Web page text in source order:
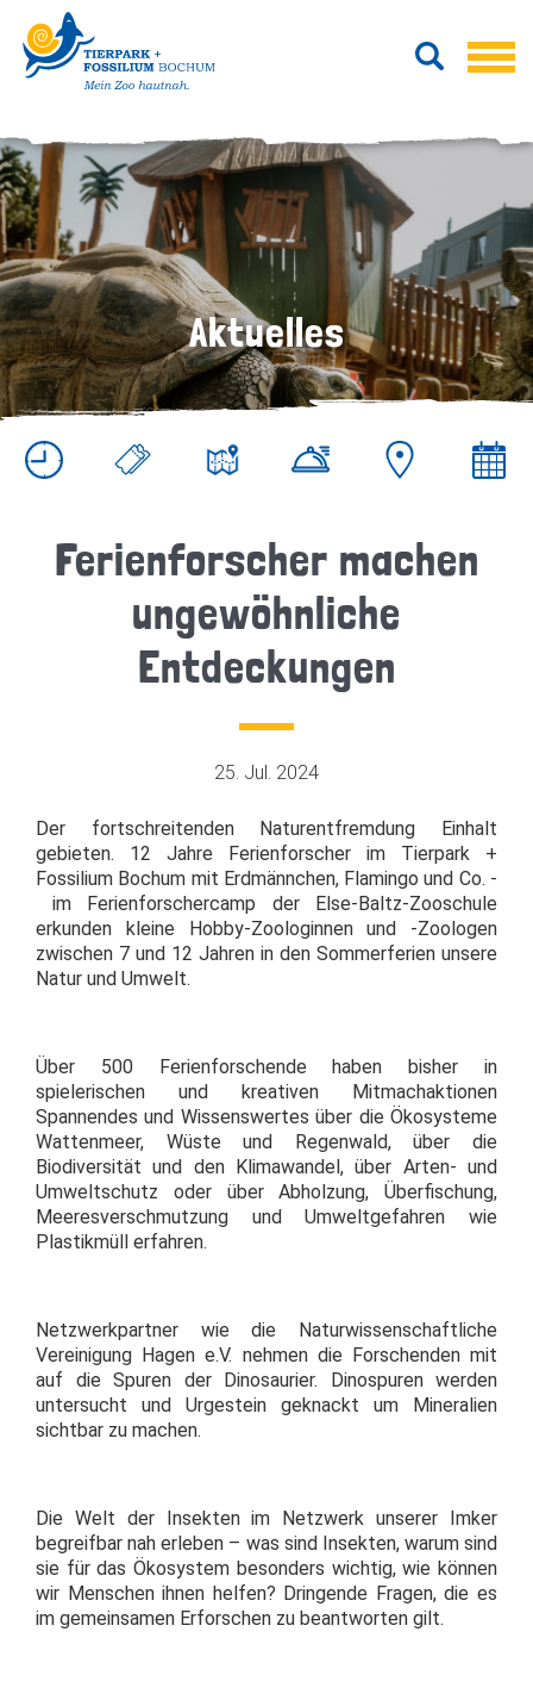
Aktuelles
Ferienforscher machen
ungewöhnliche
Entdeckungen
25. Jul. 2024
Der fortschreitenden Naturentfremdung Einhalt
gebieten. 12 Jahre Ferienforscher im Tierpark +
Fossilium Bochum mit Erdmännchen, Flamingo und Co. -
im Ferienforschercamp der Else-Baltz-Zooschule
erkunden kleine Hobby-Zoologinnen und -Zoologen
zwischen 7 und 12 Jahren in den Sommerferien unsere
Natur und Umwelt.
Über 500 Ferienforschende haben bisher in
spielerischen und kreativen Mitmachaktionen
Spannendes und Wissenswertes über die Ökosysteme
Wattenmeer, Wüste und Regenwald, über die
Biodiversität und den Klimawandel, über Arten- und
Umweltschutz oder über Abholzung, Überfischung,
Meeresverschmutzung und Umweltgefahren wie
Plastikmüll erfahren.
Netzwerkpartner wie die Naturwissenschaftliche
Vereinigung Hagen e.V. nehmen die Forschenden mit
auf die Spuren der Dinosaurier. Dinospuren werden
untersucht und Urgestein geknackt um Mineralien
sichtbar zu machen.
Die Welt der Insekten im Netzwerk unserer Imker
begreifbar nah erleben – was sind Insekten, warum sind
sie für das Ökosystem besonders wichtig, wie können
wir Menschen ihnen helfen? Dringende Fragen, die es
im gemeinsamen Erforschen zu beantworten gilt.